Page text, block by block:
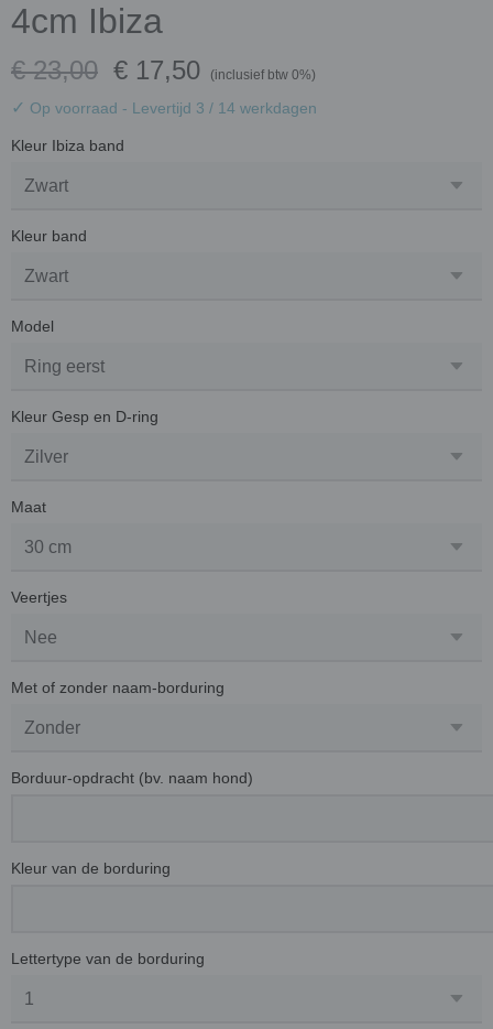
4cm Ibiza
€ 23,00 € 17,50 (inclusief btw 0%)
✓ Op voorraad - Levertijd 3 / 14 werkdagen
Kleur Ibiza band
Kleur band
Model
Kleur Gesp en D-ring
Maat
Veertjes
Met of zonder naam-borduring
Borduur-opdracht (bv. naam hond)
Kleur van de borduring
Lettertype van de borduring